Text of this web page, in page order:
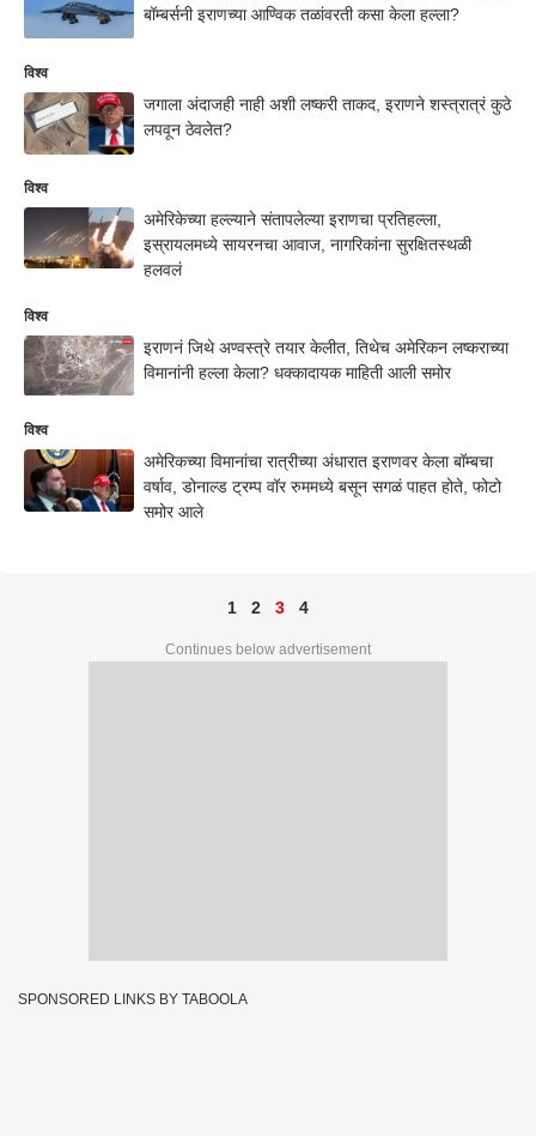
बॉम्बर्सनी इराणच्या आण्विक तळांवरती कसा केला हल्ला?
विश्व
जगाला अंदाजही नाही अशी लष्करी ताकद, इराणने शस्त्रात्रं कुठे
लपवून ठेवलेत?
विश्व
अमेरिकेच्या हल्ल्याने संतापलेल्या इराणचा प्रतिहल्ला,
इस्रायलमध्ये सायरनचा आवाज, नागरिकांना सुरक्षितस्थळी
हलवलं
विश्व
इराणनं जिथे अण्वस्त्रे तयार केलीत, तिथेच अमेरिकन लष्कराच्या
विमानांनी हल्ला केला? धक्कादायक माहिती आली समोर
विश्व
अमेरिकच्या विमानांचा रात्रीच्या अंधारात इराणवर केला बॉम्बचा
वर्षाव, डोनाल्ड ट्रम्प वॉर रुममध्ये बसून सगळं पाहत होते, फोटो
समोर आले
1 2 3 4
Continues below advertisement
SPONSORED LINKS BY TABOOLA